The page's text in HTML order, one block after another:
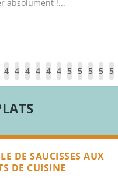
absolument !...
4
4
4
5
4
6
4
7
4
8
4
9
5
0
5
1
5
2
5
3
5
4
DE SAUCISSES AUX
DE CUISINE